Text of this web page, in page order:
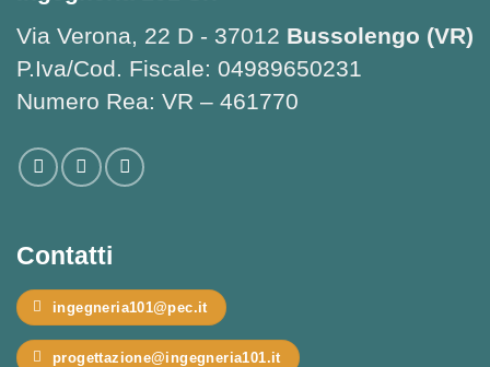
Via Verona, 22 D - 37012 Bussolengo (VR)
P.Iva/Cod. Fiscale: 04989650231
Numero Rea: VR – 461770
Contatti
ingegneria101@pec.it
progettazione@ingegneria101.it